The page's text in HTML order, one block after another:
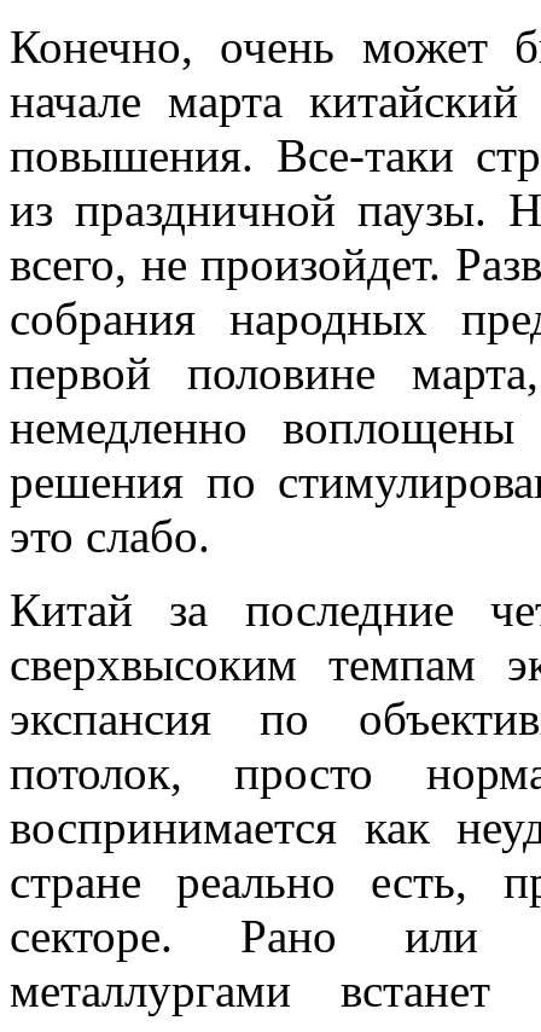
Конечно, очень может
начале марта
повышения. Все-таки
из праздничной паузы.
всего, не произойдет.
собрания народных
первой половине
немедленно
решения по
это слабо.
Китай за последние
сверхвысоким темпам
экспансия по
потолок, просто
воспринимается как
стране реально есть,
секторе. Рано или
металлургами